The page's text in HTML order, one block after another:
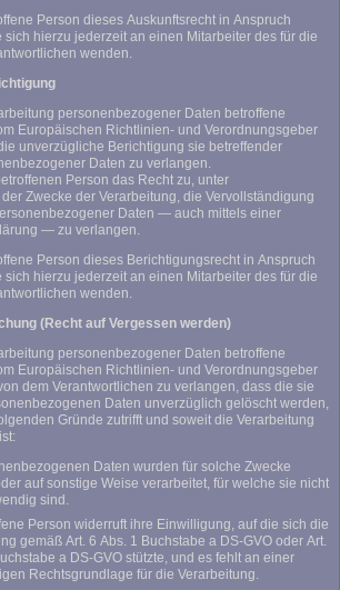
Person dieses Auskunftsrecht in Anspruch
sich hierzu jederzeit an einen Mitarbeiter des für die
wenden.
personenbezogener Daten betroffene
Europäischen Richtlinien- und Verordnungsgeber
unverzügliche Berichtigung sie betreffender
Daten zu verlangen.
Person das Recht zu, unter
Zwecke der Verarbeitung, die Vervollständigung
Daten — auch mittels einer
— zu verlangen.
Person dieses Berichtigungsrecht in Anspruch
sich hierzu jederzeit an einen Mitarbeiter des für die
wenden.
(Recht auf Vergessen werden)
personenbezogener Daten betroffene
Europäischen Richtlinien- und Verordnungsgeber
dem Verantwortlichen zu verlangen, dass die sie
Daten unverzüglich gelöscht werden,
Gründe zutrifft und soweit die Verarbeitung
Daten wurden für solche Zwecke
auf sonstige Weise verarbeitet, für welche sie nicht
sind.
Person widerruft ihre Einwilligung, auf die sich die
gemäß Art. 6 Abs. 1 Buchstabe a DS-GVO oder Art.
a DS-GVO stützte, und es fehlt an einer
Rechtsgrundlage für die Verarbeitung.